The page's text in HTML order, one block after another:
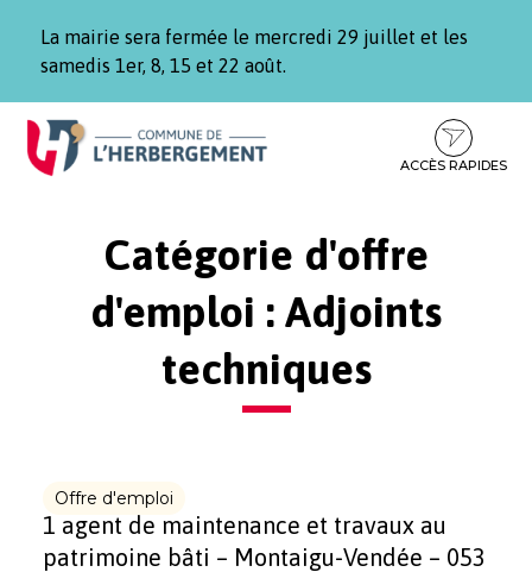
La mairie sera fermée le mercredi 29 juillet et les
samedis 1er, 8, 15 et 22 août.
Aller
Aller
contenu
Aller
pied
ACCÈS RAPIDES
Catégorie d'offre
d'emploi : Adjoints
techniques
Offre d'emploi
1 agent de maintenance et travaux au
patrimoine bâti – Montaigu-Vendée – 053